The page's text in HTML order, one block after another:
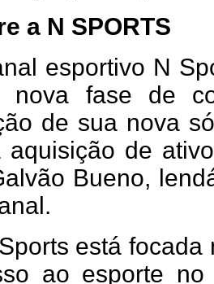
a N SPORTS
esportivo N
nova fase de
de sua nova
aquisição de
Bueno,
está
ao esporte